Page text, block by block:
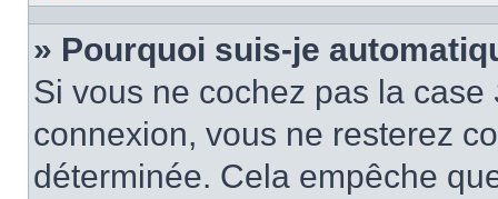
» Pourquoi suis-je
Si vous ne cochez pas la case
connexion, vous ne resterez
déterminée. Cela empêche